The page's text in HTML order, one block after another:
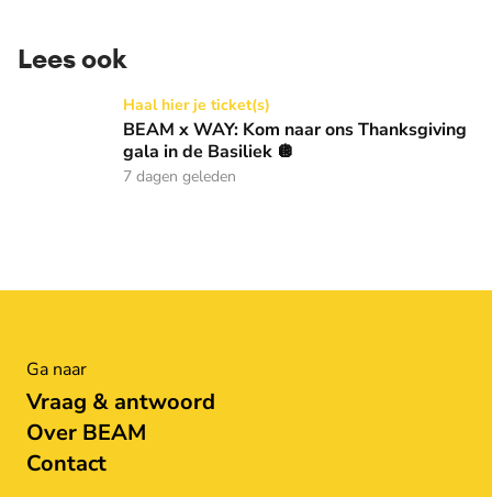
Lees ook
BEAM x WAY: Kom naar ons Thanksgiving gala in de
Haal hier je ticket(s)
BEAM x WAY: Kom naar ons Thanksgiving
gala in de Basiliek 🪩
7 dagen geleden
Ga naar
Vraag & antwoord
Over BEAM
Contact